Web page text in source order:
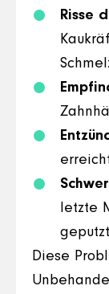
Risse
letzte
Diese